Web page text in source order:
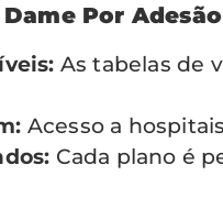
Por Adesão
As tabelas de
Acesso a
Cada plano é